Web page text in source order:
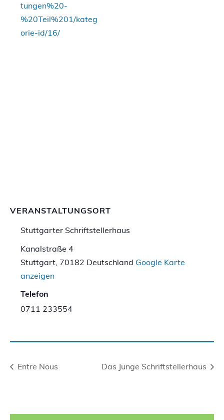
tungen%20-
%20Teil%201/kateg
orie-id/16/
VERANSTALTUNGSORT
Stuttgarter Schriftstellerhaus
Kanalstraße 4
Stuttgart, 70182 Deutschland Google Karte
anzeigen
Telefon
0711 233554
Entre Nous Das Junge Schriftstellerhaus